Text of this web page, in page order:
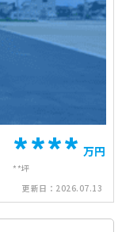
**** 万円
**坪
更新日： 2026.07.13